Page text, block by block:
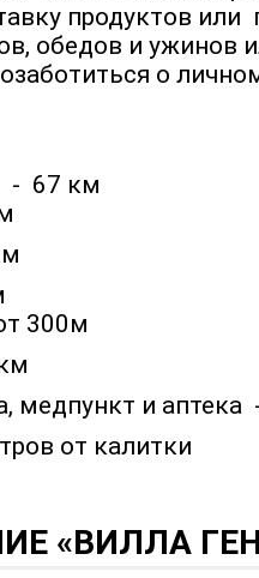
продуктов
обедов и ужинов
о
- 67 км
300м
медпункт и
от калитки
«ВИЛЛА